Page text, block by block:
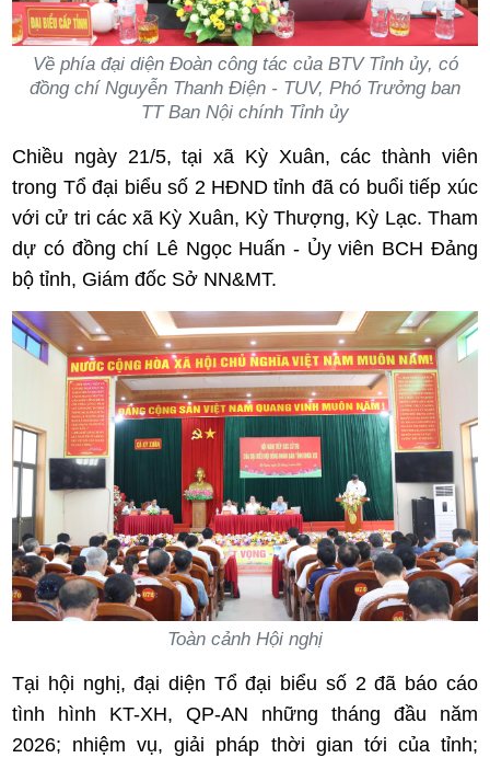
Về phía đại diện Đoàn công tác của BTV Tỉnh ủy, có
đồng chí Nguyễn Thanh Điện - TUV, Phó Trưởng ban
TT Ban Nội chính Tỉnh ủy
Chiều ngày 21/5, tại xã Kỳ Xuân, các thành viên
trong Tổ đại biểu số 2 HĐND tỉnh đã có buổi tiếp xúc
với cử tri các xã Kỳ Xuân, Kỳ Thượng, Kỳ Lạc. Tham
dự có đồng chí Lê Ngọc Huấn - Ủy viên BCH Đảng
bộ tỉnh, Giám đốc Sở NN&MT.
Toàn cảnh Hội nghị
Tại hội nghị, đại diện Tổ đại biểu số 2 đã báo cáo
tình hình KT-XH, QP-AN những tháng đầu năm
2026; nhiệm vụ, giải pháp thời gian tới của tỉnh;